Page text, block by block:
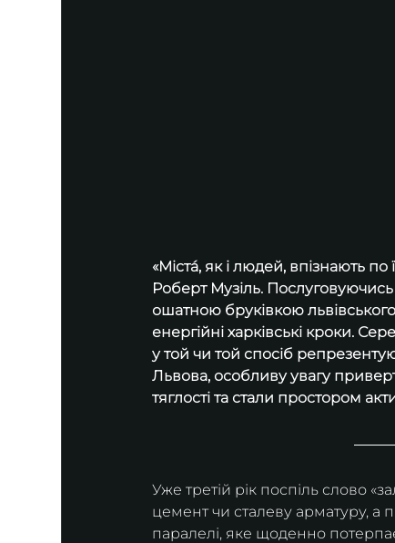
«Містá, як і людей, впізнають
Роберт Музіль.
ошатною бруківкою
енергійні харківські кроки.
у той чи той спосіб
Львова, особливу увагу
тяглості та стали простором
Уже третій рік поспіль слово
цемент чи сталеву арматуру, а
паралелі, яке щоденно